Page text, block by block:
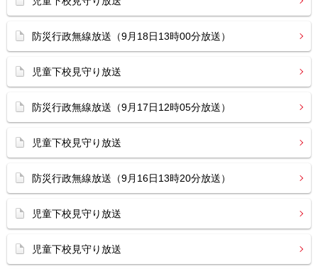
防災行政無線放送（9月18日13時00分放送）
児童下校見守り放送
防災行政無線放送（9月17日12時05分放送）
児童下校見守り放送
防災行政無線放送（9月16日13時20分放送）
児童下校見守り放送
児童下校見守り放送